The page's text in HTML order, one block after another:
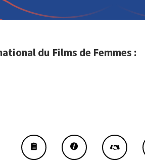
du Films de Femmes :